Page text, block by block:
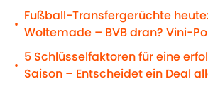
•
Fußball-Transfergerüchte
Woltemade – BVB dran? Vini-
•
5 Schlüsselfaktoren für eine
Saison – Entscheidet ein Deal